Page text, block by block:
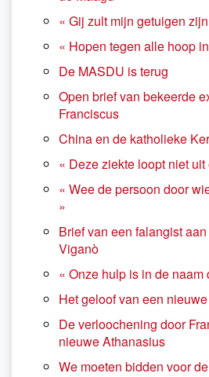
« Gij zult mijn getuigen
« Hopen tegen alle hoop
De MASDU is terug
Open brief van bekeerde
Franciscus
China en de katholieke
« Deze ziekte loopt niet
« Wee de persoon door
»
Brief van een falangist
Viganò
« Onze hulp is in de naam
Het geloof van een
De verloochening door
nieuwe Athanasius
We moeten bidden voor